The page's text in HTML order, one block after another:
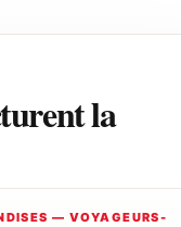
la
— VOYAGEURS-